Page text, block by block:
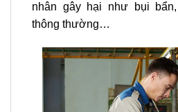
nhân gây hại như bụi
thông thường…